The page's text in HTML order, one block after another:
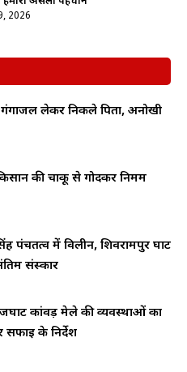
2026
लेकर निकले पिता, अनोखी
की चाकू से गोदकर निर्मम
पंचतत्व में विलीन, शिवरामपुर घाट
संस्कार
कांवड़ मेले की व्यवस्थाओं का
सफाई के निर्देश